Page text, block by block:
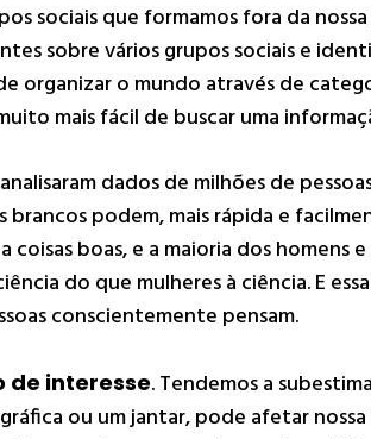
sociais que formamos fora da
sobre vários grupos sociais e
organizar o mundo através de
mais fácil de buscar uma
dados de milhões de
podem, mais rápida e
coisas boas, e a maioria dos homens
do que mulheres à ciência. E
conscientemente pensam.
de interesse. Tendemos a
ou um jantar, pode afetar